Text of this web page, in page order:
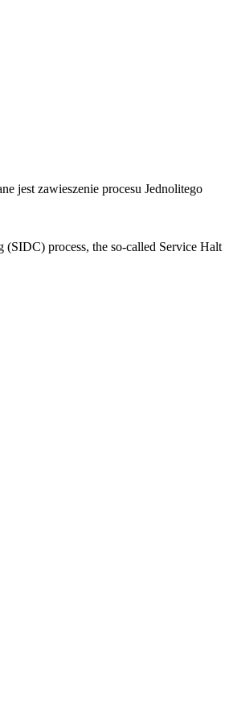
jest zawieszenie procesu Jednolitego
process, the so-called Service Halt